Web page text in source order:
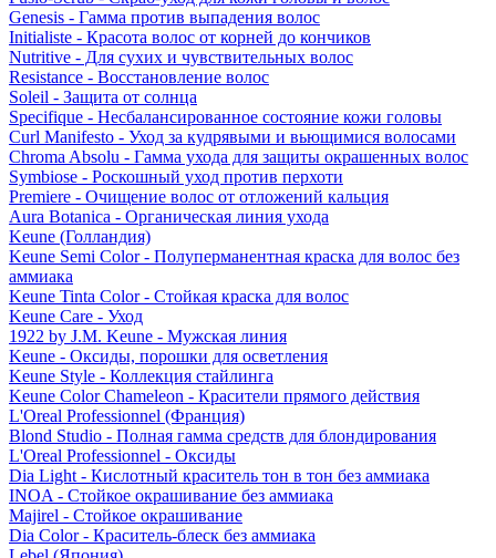
Genesis - Гамма против выпадения волос
Initialiste - Красота волос от корней до кончиков
Nutritive - Для сухих и чувствительных волос
Resistance - Восстановление волос
Soleil - Защита от солнца
Specifique - Несбалансированное состояние кожи головы
Curl Manifesto - Уход за кудрявыми и вьющимися волосами
Chroma Absolu - Гамма ухода для защиты окрашенных волос
Symbiose - Роскошный уход против перхоти
Premiere - Очищение волос от отложений кальция
Aura Botanica - Органическая линия ухода
Keune (Голландия)
Keune Semi Color - Полуперманентная краска для волос без
аммиака
Keune Tinta Color - Стойкая краска для волос
Keune Care - Уход
1922 by J.M. Keune - Мужская линия
Keune - Оксиды, порошки для осветления
Keune Style - Коллекция стайлинга
Keune Color Chameleon - Красители прямого действия
L'Oreal Professionnel (Франция)
Blond Studio - Полная гамма средств для блондирования
L'Oreal Professionnel - Оксиды
Dia Light - Кислотный краситель тон в тон без аммиака
INOA - Стойкое окрашивание без аммиака
Majirel - Стойкое окрашивание
Dia Color - Краситель-блеск без аммиака